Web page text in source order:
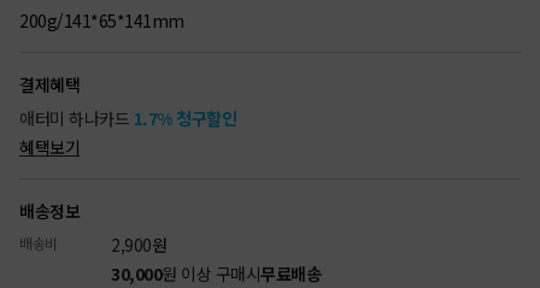
200g/141*65*141mm
결제혜택
애터미 하나카드 1.7% 청구할인
혜택보기
배송정보
배송비 2,900원
30,000원 이상 구매시무료배송